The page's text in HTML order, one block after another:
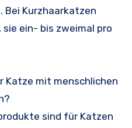
Bei Kurzhaarkatzen
sie ein- bis zweimal pro
Katze mit menschlichen
sind für Katzen